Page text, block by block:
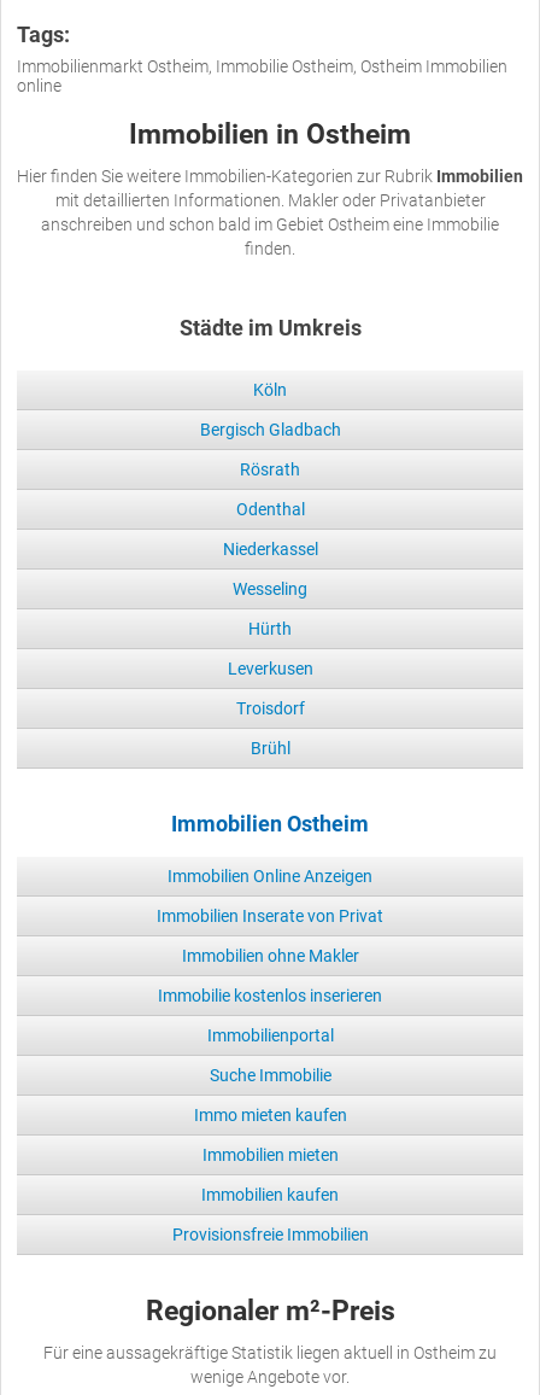
Tags:
Immobilienmarkt Ostheim, Immobilie Ostheim, Ostheim Immobilien
online
Immobilien in Ostheim
Hier finden Sie weitere Immobilien-Kategorien zur Rubrik Immobilien
mit detaillierten Informationen. Makler oder Privatanbieter
anschreiben und schon bald im Gebiet Ostheim eine Immobilie
finden.
Städte im Umkreis
Köln
Bergisch Gladbach
Rösrath
Odenthal
Niederkassel
Wesseling
Hürth
Leverkusen
Troisdorf
Brühl
Immobilien Ostheim
Immobilien Online Anzeigen
Immobilien Inserate von Privat
Immobilien ohne Makler
Immobilie kostenlos inserieren
Immobilienportal
Suche Immobilie
Immo mieten kaufen
Immobilien mieten
Immobilien kaufen
Provisionsfreie Immobilien
Regionaler m²-Preis
Für eine aussagekräftige Statistik liegen aktuell in Ostheim zu
wenige Angebote vor.